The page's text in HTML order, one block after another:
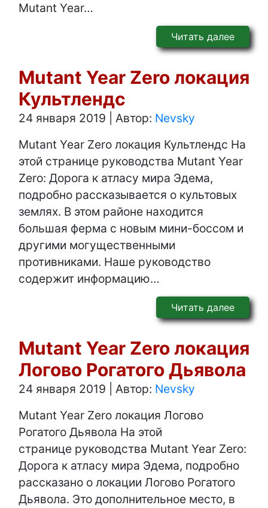
Mutant Year…
Читать далее
Mutant Year Zero локация
Культлендс
24 января 2019 Автор: Nevsky
Mutant Year Zero локация Культлендс На
этой странице руководства Mutant Year
Zero: Дорога к атласу мира Эдема,
подробно рассказывается о культовых
землях. В этом районе находится
большая ферма с новым мини-боссом и
другими могущественными
противниками. Наше руководство
содержит информацию…
Читать далее
Mutant Year Zero локация
Логово Рогатого Дьявола
24 января 2019 Автор: Nevsky
Mutant Year Zero локация Логово
Рогатого Дьявола На этой
странице руководства Mutant Year Zero:
Дорога к атласу мира Эдема, подробно
рассказано о локации Логово Рогатого
Дьявола. Это дополнительное место, в